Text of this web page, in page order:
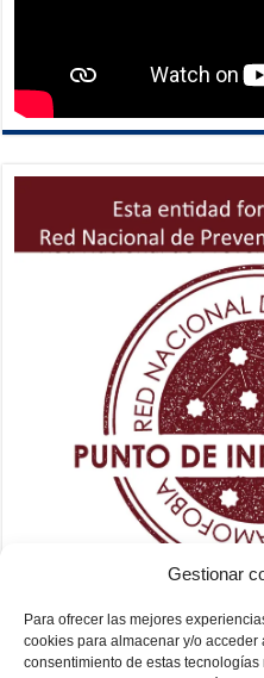
Gestionar
Para ofrecer las mejores
cookies para almacenar y/o acceder
consentimiento de estas tecnologías